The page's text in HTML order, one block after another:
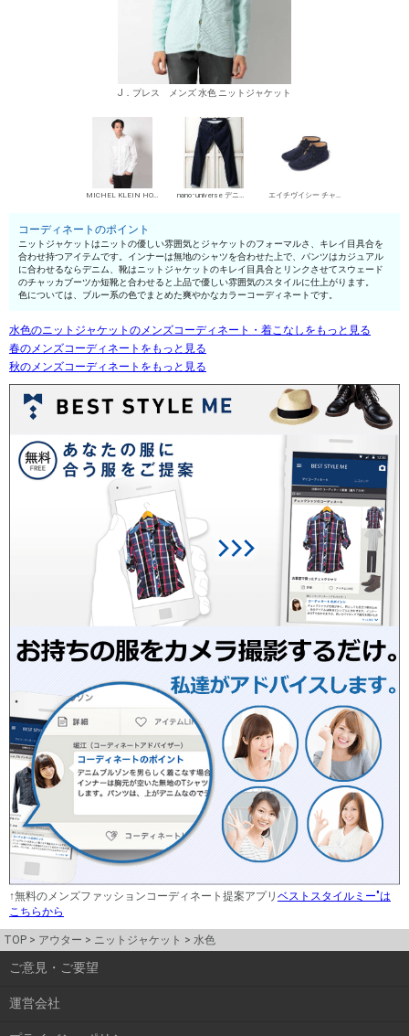
J．プレス メンズ 水色 ニットジャケット
MICHEL KLEIN HOMME シャツ nano･universe デニムパンツ・ジーンズ エイチヴイシー チャッカブーツ
コーディネートのポイント
ニットジャケットはニットの優しい雰囲気とジャケットのフォーマルさ、キレイ目具合を
合わせ持つアイテムです。インナーは無地のシャツを合わせた上で、パンツはカジュアル
に合わせるならデニム、靴はニットジャケットのキレイ目具合とリンクさせてスウェード
のチャッカブーツか短靴と合わせると上品で優しい雰囲気のスタイルに仕上がります。
色については、ブルー系の色でまとめた爽やかなカラーコーディネートです。
水色のニットジャケットのメンズコーディネート・着こなしをもっと見る
春のメンズコーディネートをもっと見る
秋のメンズコーディネートをもっと見る
↑無料のメンズファッションコーディネート提案アプリ ベストスタイルミー"は
こちらから
TOP アウター ニットジャケット 水色
ご意見・ご要望
運営会社